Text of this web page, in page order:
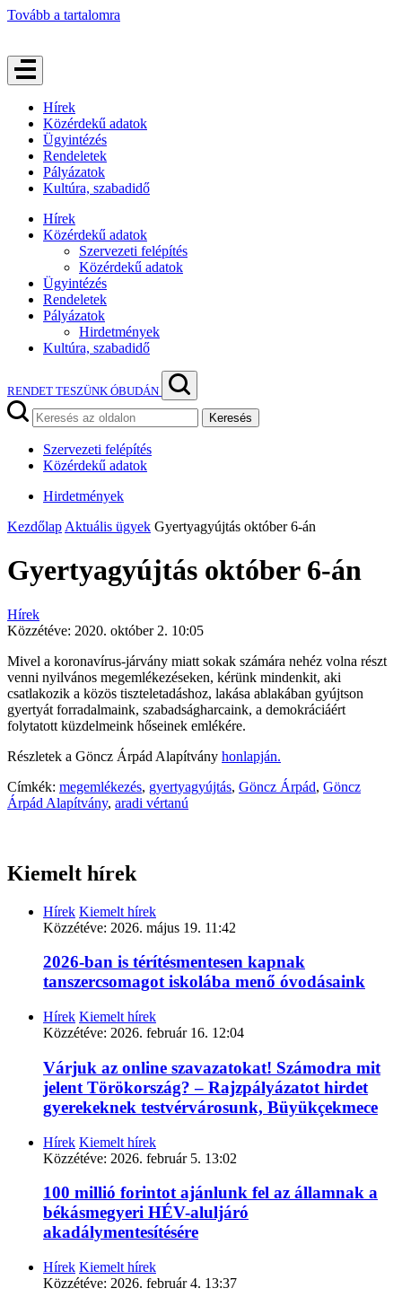
Tovább a tartalomra
Hírek
Közérdekű adatok
Ügyintézés
Rendeletek
Pályázatok
Kultúra, szabadidő
Hírek
Közérdekű adatok
Szervezeti felépítés
Közérdekű adatok
Ügyintézés
Rendeletek
Pályázatok
Hirdetmények
Kultúra, szabadidő
RENDET TESZÜNK ÓBUDÁN
Keresés
Szervezeti felépítés
Közérdekű adatok
Hirdetmények
Kezdőlap Aktuális ügyek Gyertyagyújtás október 6-án
Gyertyagyújtás október 6-án
Hírek
Közzétéve: 2020. október 2. 10:05
Mivel a koronavírus-járvány miatt sokak számára nehéz volna részt
venni nyilvános megemlékezéseken, kérünk mindenkit, aki
csatlakozik a közös tiszteletadáshoz, lakása ablakában gyújtson
gyertyát forradalmaink, szabadságharcaink, a demokráciáért
folytatott küzdelmeink hőseinek emlékére.
Részletek a Göncz Árpád Alapítvány honlapján.
Címkék: megemlékezés, gyertyagyújtás, Göncz Árpád, Göncz
Árpád Alapítvány, aradi vértanú
Kiemelt hírek
Hírek Kiemelt hírek
Közzétéve: 2026. május 19. 11:42
2026-ban is térítésmentesen kapnak
tanszercsomagot iskolába menő óvodásaink
Hírek Kiemelt hírek
Közzétéve: 2026. február 16. 12:04
Várjuk az online szavazatokat! Számodra mit
jelent Törökország? – Rajzpályázatot hirdet
gyerekeknek testvérvárosunk, Büyükçekmece
Hírek Kiemelt hírek
Közzétéve: 2026. február 5. 13:02
100 millió forintot ajánlunk fel az államnak a
békásmegyeri HÉV-aluljáró
akadálymentesítésére
Hírek Kiemelt hírek
Közzétéve: 2026. február 4. 13:37